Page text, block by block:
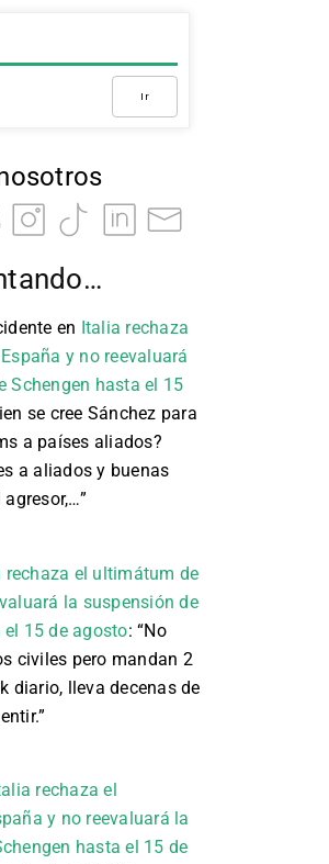
Ir
en Italia rechaza
y no reevaluará
Schengen hasta el 15
se cree Sánchez para
a países aliados?
a aliados y buenas
”
rechaza el ultimátum de
la suspensión de
15 de agosto: “No
civiles pero mandan 2
diario, lleva decenas de
”
rechaza el
y no reevaluará la
hasta el 15 de